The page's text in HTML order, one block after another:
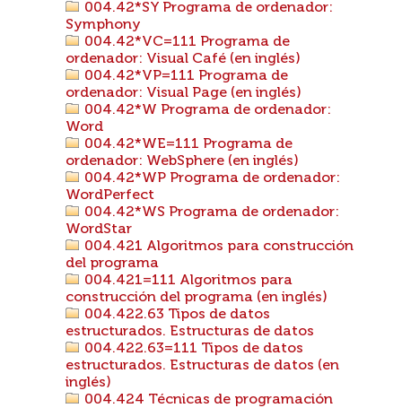
004.42*SY Programa de ordenador:
Symphony
004.42*VC=111 Programa de
ordenador: Visual Café (en inglés)
004.42*VP=111 Programa de
ordenador: Visual Page (en inglés)
004.42*W Programa de ordenador:
Word
004.42*WE=111 Programa de
ordenador: WebSphere (en inglés)
004.42*WP Programa de ordenador:
WordPerfect
004.42*WS Programa de ordenador:
WordStar
004.421 Algoritmos para construcción
del programa
004.421=111 Algoritmos para
construcción del programa (en inglés)
004.422.63 Tipos de datos
estructurados. Estructuras de datos
004.422.63=111 Tipos de datos
estructurados. Estructuras de datos (en
inglés)
004.424 Técnicas de programación